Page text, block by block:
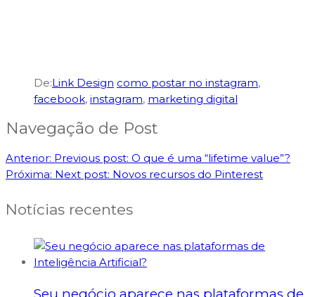
De:Link Design como postar no instagram,
facebook, instagram, marketing digital
Navegação de Post
Anterior: Previous post: O que é uma “lifetime value”?⁠
Próxima: Next post: Novos recursos do Pinterest
Notícias recentes
Seu negócio aparece nas plataformas de